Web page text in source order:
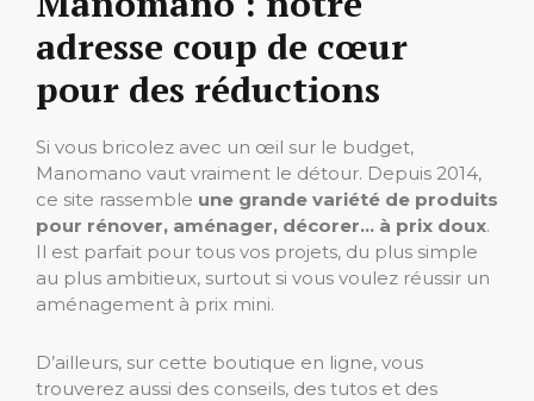
adresse coup de cœur
pour des réductions
Si vous bricolez avec un œil sur le budget,
Manomano vaut vraiment le détour. Depuis 2014,
ce site rassemble une grande variété de produits
pour rénover, aménager, décorer… à prix doux.
Il est parfait pour tous vos projets, du plus simple
au plus ambitieux, surtout si vous voulez réussir un
aménagement à prix mini.
D’ailleurs, sur cette boutique en ligne, vous
trouverez aussi des conseils, des tutos et des